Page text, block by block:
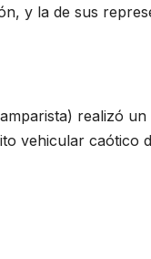
y la de sus
realizó
vehicular caótico